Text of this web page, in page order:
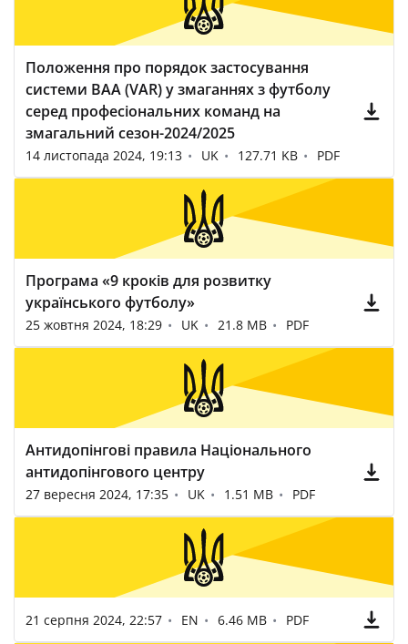
Положення про порядок застосування
системи ВАА (VAR) у змаганнях з футболу
серед професіональних команд на
змагальний сезон-2024/2025
14 листопада 2024, 19:13 UK 127.71 KB PDF
Програма «9 кроків для розвитку
українського футболу»
25 жовтня 2024, 18:29 UK 21.8 MB PDF
Антидопінгові правила Національного
антидопінгового центру
27 вересня 2024, 17:35 UK 1.51 MB PDF
21 серпня 2024, 22:57 EN 6.46 MB PDF